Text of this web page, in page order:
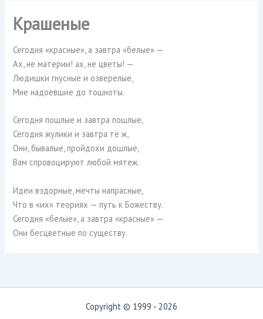
Крашеные
Сегодня «красные», а завтра «белые» —
Ах, не материи! ах, не цветы! —
Людишки гнусные и озверелые,
Мне надоевшие до тошноты.
Сегодня пошлые и завтра пошлые,
Сегодня жулики и завтра те ж,
Они, бывалые, пройдохи дошлые,
Вам спровоцируют любой мятеж.
Идеи вздорные, мечты напрасные,
Что в «их» теориях — путь к Божеству.
Сегодня «белые», а завтра «красные» —
Они бесцветные по существу.
Copyright © 1999 - 2026